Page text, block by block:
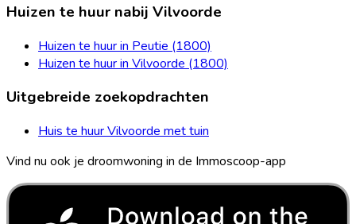
Huizen te huur nabij Vilvoorde
Huizen te huur in Peutie (1800)
Huizen te huur in Vilvoorde (1800)
Uitgebreide zoekopdrachten
Huis te huur Vilvoorde met tuin
Vind nu ook je droomwoning in de Immoscoop-app